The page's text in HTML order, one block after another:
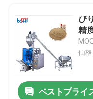
ぴ
精
価
ベストプライ